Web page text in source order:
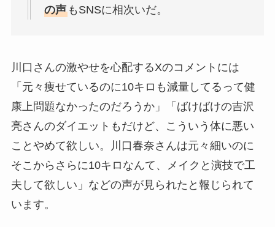
の声もSNSに相次いだ。
川口さんの激やせを心配するXのコメントには
「元々痩せているのに10キロも減量してるって健
康上問題なかったのだろうか」「ばけばけの吉沢
亮さんのダイエットもだけど、こういう体に悪い
ことやめて欲しい。川口春奈さんは元々細いのに
そこからさらに10キロなんて、メイクと演技で工
夫して欲しい」などの声が見られたと報じられて
います。